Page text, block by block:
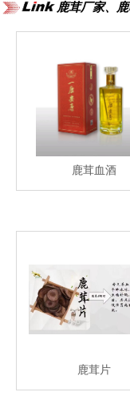
鹿茸厂家、
鹿茸血酒
鹿茸片